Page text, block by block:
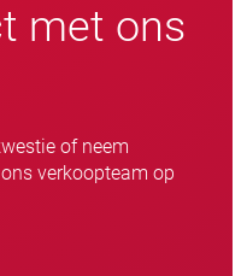
met ons
of neem
verkoopteam op